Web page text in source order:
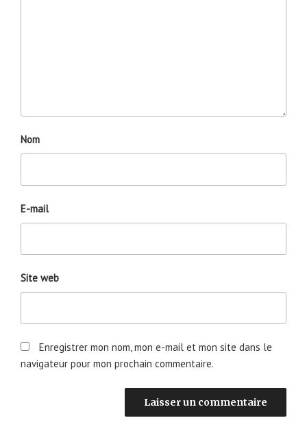
Nom
E-mail
Site web
Enregistrer mon nom, mon e-mail et mon site dans le
navigateur pour mon prochain commentaire.